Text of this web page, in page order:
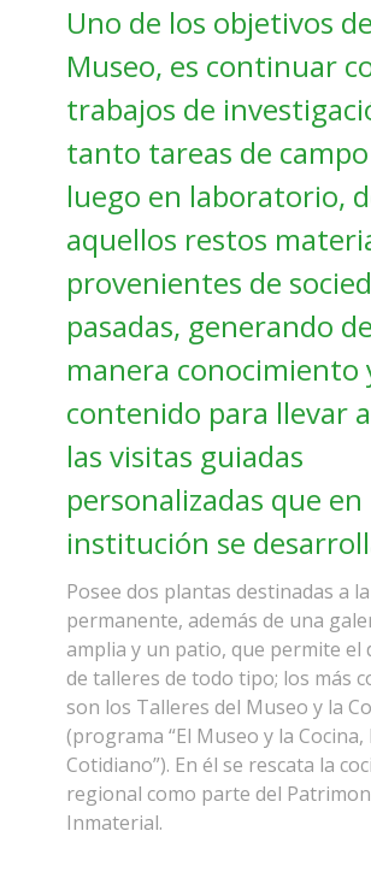
Uno de los objetivos
Museo, es continuar
trabajos de
tanto tareas de
luego en laboratorio,
aquellos restos
provenientes de
pasadas, generando
manera conocimiento
contenido para llevar
las visitas guiadas
personalizadas que en
institución se
Posee dos plantas destinadas a
permanente, además de una
amplia y un patio, que permite el
de talleres de todo tipo; los más
son los Talleres del Museo y la
(programa “El Museo y la
Cotidiano”). En él se rescata la
regional como parte del
Inmaterial.